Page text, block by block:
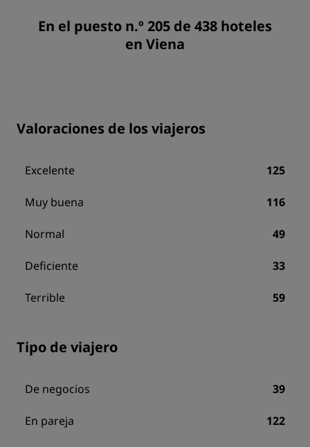
En el puesto n.º 205 de 438 hoteles
en Viena
Valoraciones de los viajeros
Excelente 125
Muy buena 116
Normal 49
Deficiente 33
Terrible 59
Tipo de viajero
De negocios 39
En pareja 122